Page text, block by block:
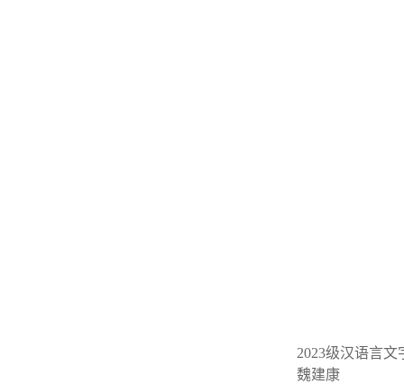
2023级汉语言
魏建康